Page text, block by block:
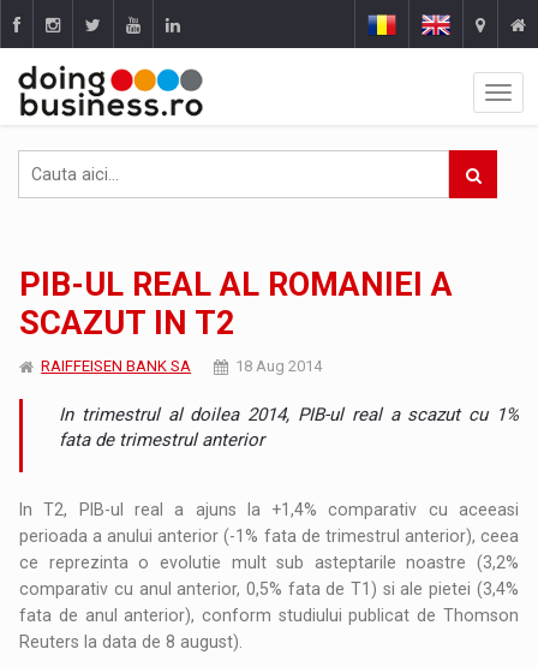
PIB-UL REAL AL ROMANIEI A
SCAZUT IN T2
RAIFFEISEN BANK SA 18 Aug 2014
In trimestrul al doilea 2014, PIB-ul real a scazut cu 1%
fata de trimestrul anterior
In T2, PIB-ul real a ajuns la +1,4% comparativ cu aceeasi
perioada a anului anterior (-1% fata de trimestrul anterior), ceea
ce reprezinta o evolutie mult sub asteptarile noastre (3,2%
comparativ cu anul anterior, 0,5% fata de T1) si ale pietei (3,4%
fata de anul anterior), conform studiului publicat de Thomson
Reuters la data de 8 august).